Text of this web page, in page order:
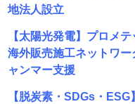
地法人設立
【太陽光発電】プロメ
海外販売施工ネットワー
ャンマー支援
【脱炭素・SDGs・